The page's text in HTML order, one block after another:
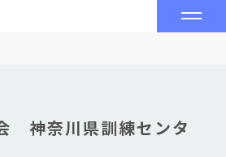
神奈川県訓練センタ